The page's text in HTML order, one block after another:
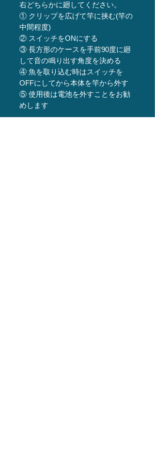
右どちらかに廻してください。
① クリップを広げて竿に挟む(竿の
中間程度)
② スイッチをONにする
③ 長方形のケースを手前90度に廻
して音の鳴り出す角度を決める
④ 魚を取り込む時はスイッチを
OFFにしてから本体を竿から外す
⑤ 使用後は電池を外すことをお勧
めします